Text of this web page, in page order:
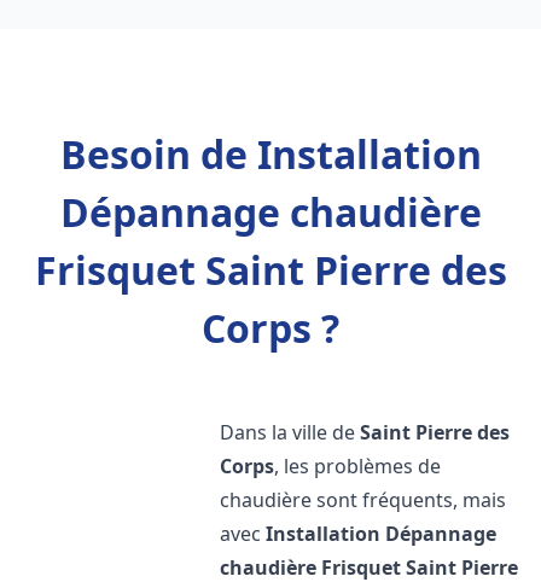
Besoin de Installation
Dépannage chaudière
Frisquet Saint Pierre des
Corps ?
Dans la ville deSaint Pierre des
Corps, les problèmes de
chaudière sont fréquents, mais
avecInstallation Dépannage
chaudière FrisquetSaint Pierre